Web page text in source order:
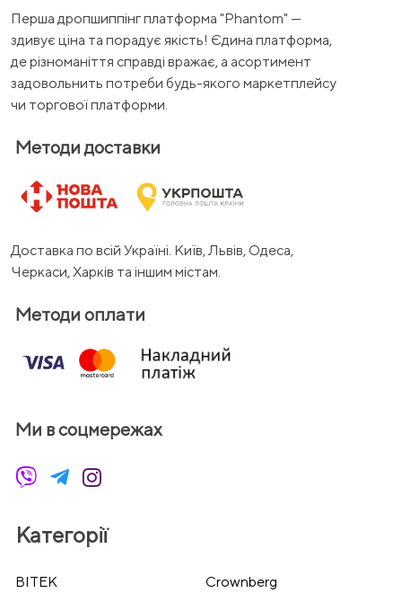
Перша дропшиппінг платформа "Phantom" —
здивує ціна та порадує якість! Єдина платформа,
де різноманіття справді вражає, а асортимент
задовольнить потреби будь-якого маркетплейсу
чи торгової платформи.
Методи доставки
Доставка по всій Україні. Київ, Львів, Одеса,
Черкаси, Харків та іншим містам.
Методи оплати
Ми в соцмережах
Категорії
BITEK
Crownberg